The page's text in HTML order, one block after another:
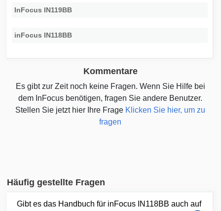
InFocus IN119BB
inFocus IN118BB
Kommentare
Es gibt zur Zeit noch keine Fragen. Wenn Sie Hilfe bei
dem InFocus benötigen, fragen Sie andere Benutzer.
Stellen Sie jetzt hier Ihre Frage Klicken Sie hier, um zu
fragen
Häufig gestellte Fragen
Gibt es das Handbuch für inFocus IN118BB auch auf